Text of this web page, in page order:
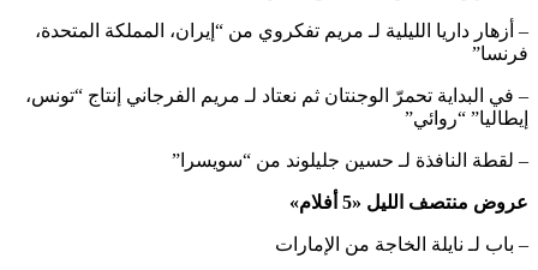
– أزهار داريا الليلية لـ مريم تفكروي من “إيران، المملكة المتحدة،
فرنسا”
– في البداية تحمرّ الوجنتان ثم نعتاد لـ مريم الفرجاني إنتاج “تونس،
إيطاليا” “روائي”
– لقطة النافذة لـ حسين جليلوند من “سويسرا”
عروض منتصف الليل «5 أفلام»
– باب لـ نايلة الخاجة من الإمارات